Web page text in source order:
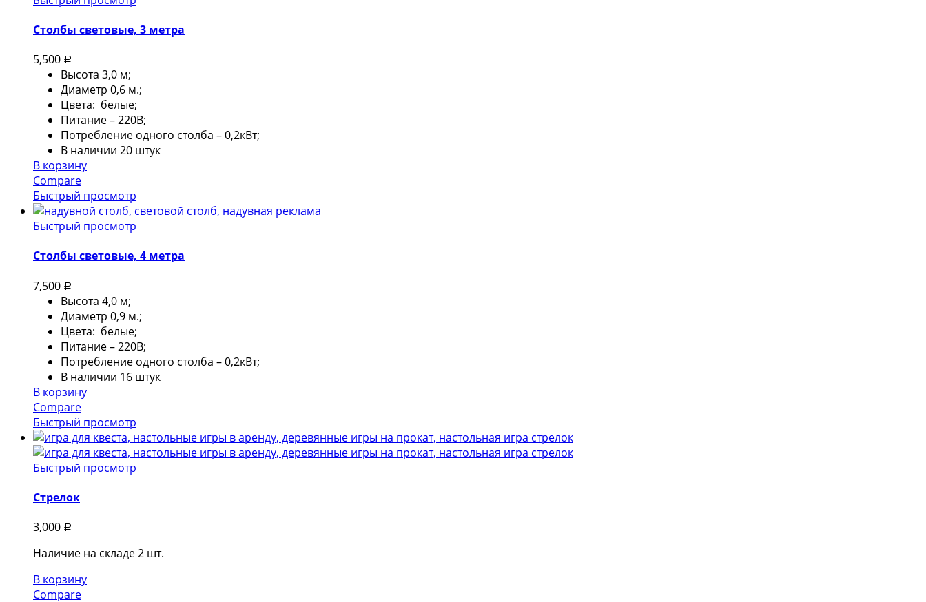
Столбы световые, 3 метра
5,500 Р
Высота 3,0 м;
Диаметр 0,6 м.;
Цвета: белые;
Питание – 220В;
Потребление одного столба – 0,2кВт;
В наличии 20 штук
В корзину
Compare
Быстрый просмотр
Быстрый просмотр
Столбы световые, 4 метра
7,500 Р
Высота 4,0 м;
Диаметр 0,9 м.;
Цвета: белые;
Питание – 220В;
Потребление одного столба – 0,2кВт;
В наличии 16 штук
В корзину
Compare
Быстрый просмотр
Быстрый просмотр
Стрелок
3,000 Р
Наличие на складе 2 шт.
В корзину
Compare